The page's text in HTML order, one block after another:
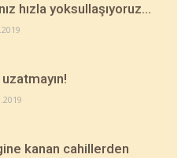
hızla yoksullaşıyoruz…
kanan cahillerden